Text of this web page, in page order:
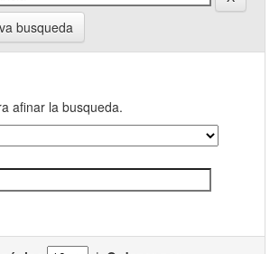
busqueda
afinar la busqueda.